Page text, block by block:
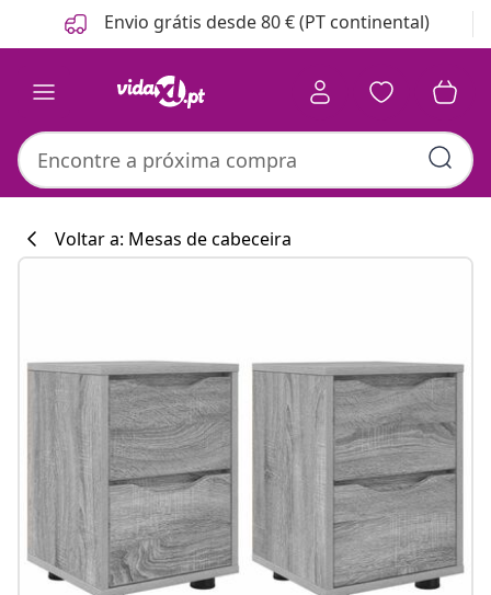
Anterior
Seguinte Envio grátis desde 80 € (PT continental)
Voltar a: Mesas de cabeceira